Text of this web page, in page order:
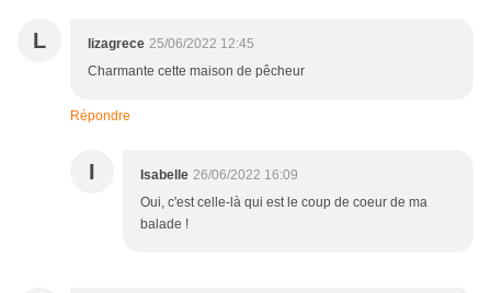
L lizagrece 25/06/2022 12:45
Charmante cette maison de pêcheur
Répondre
I Isabelle 26/06/2022 16:09
Oui, c'est celle-là qui est le coup de coeur de ma
balade !